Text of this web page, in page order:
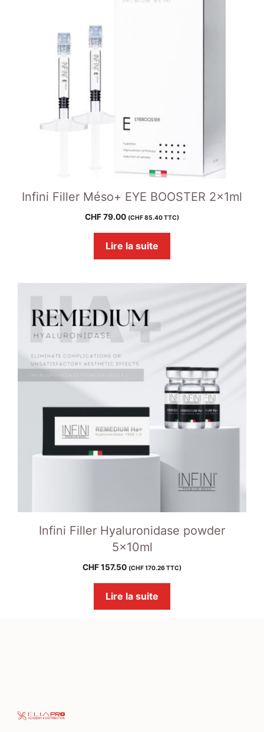
Infini Filler Méso+ EYE BOOSTER 2x1ml
CHF79.00 (CHF85.40TTC)
Lire la suite
Infini Filler Hyaluronidase powder
5x10ml
CHF157.50 (CHF170.26TTC)
Lire la suite